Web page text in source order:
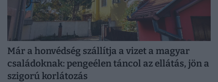
Már a honvédség szállítja a vizet a magyar
családoknak: pengeélen táncol az ellátás, jön a
szigorú korlátozás